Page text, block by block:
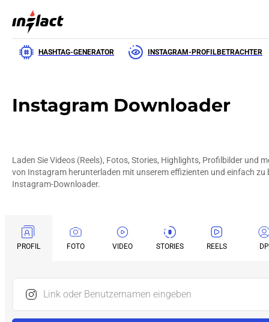
HASHTAG-GENERATOR INSTAGRAM-PROFILBETRACHTER
Instagram Downloader
Laden Sie Videos (Reels), Fotos, Stories, Highlights, Profilbilder und
von Instagram herunterladen mit unserem effizienten und einfach zu
Instagram-Downloader.
PROFIL FOTO VIDEO STORIES REELS DP
Link oder Benutzernamen eingeben